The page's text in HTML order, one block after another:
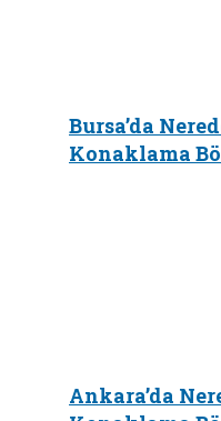
Bursa’da
Konaklama
Ankara’da